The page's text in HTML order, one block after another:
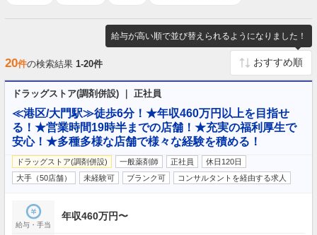
給与が高い順で並び替えられるようになりました！
20件の検索結果 1-20件
ドラッグストア(調剤併設) ｜ 正社員
≪港区/大門駅≫徒歩6分！★年収460万円以上を目指せ
る！★営業時間19時半までの店舗！★充実の福利厚生で
安心！★多種多様な店舗で様々な経験を積める！
ドラッグストア(調剤併設) 一般薬剤師 正社員
休日120日
大手（50店舗）
未経験可 ブランク可 コンサルタントを経由する求人
給与・手当
年収460万円〜